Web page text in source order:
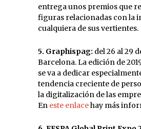
entrega unos premios que
figuras relacionadas con la
cualquiera de sus vertientes.
5. Graphispag: del 26 al 29
Barcelona. La edición de
se va a dedicar
tendencia creciente de
la digitalización de las
En este enlacehay más